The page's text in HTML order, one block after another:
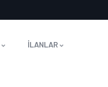
İLANLAR